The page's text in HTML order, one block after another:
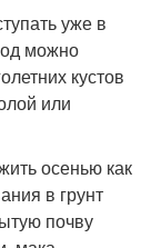
уже в
можно
кустов
или
осенью как
в грунт
почву